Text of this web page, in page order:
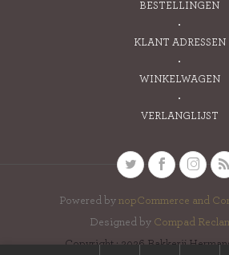
BESTELLINGEN
KLANT ADRESSEN
WINKELWAGEN
VERLANGLIJST
Powered by nopCommerce and
Designed by Compad
Copyright ; 2026 Bakkerij